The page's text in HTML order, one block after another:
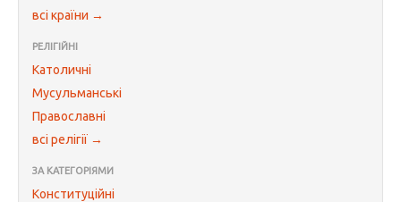
всі країни →
РЕЛІГІЙНІ
Католичні
Мусульманські
Православні
всі релігії →
ЗА КАТЕГОРІЯМИ
Конституційні